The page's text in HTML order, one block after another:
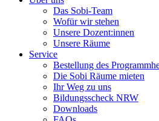
Das Sobi-Team
Wofür wir stehen
Unsere Dozent:innen
Unsere Räume
Service
Bestellung des
Die Sobi Räume mieten
Ihr Weg zu uns
Bildungsscheck NRW
Downloads